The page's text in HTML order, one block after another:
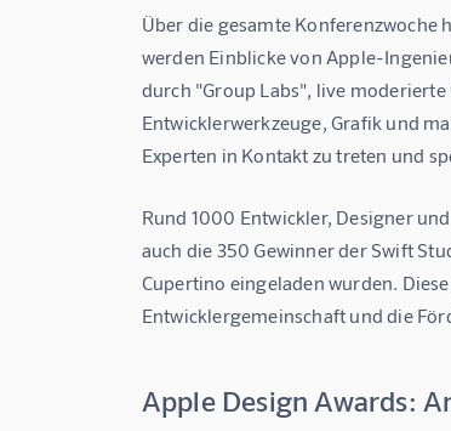
Über die gesamte
werden Einblicke von Apple-
durch "Group Labs", live
Entwicklerwerkzeuge, Grafik und
Experten in Kontakt zu treten und
Rund 1000 Entwickler, Designer
auch die 350 Gewinner der Swift
Cupertino eingeladen wurden.
Entwicklergemeinschaft und die
Apple Design Awards: